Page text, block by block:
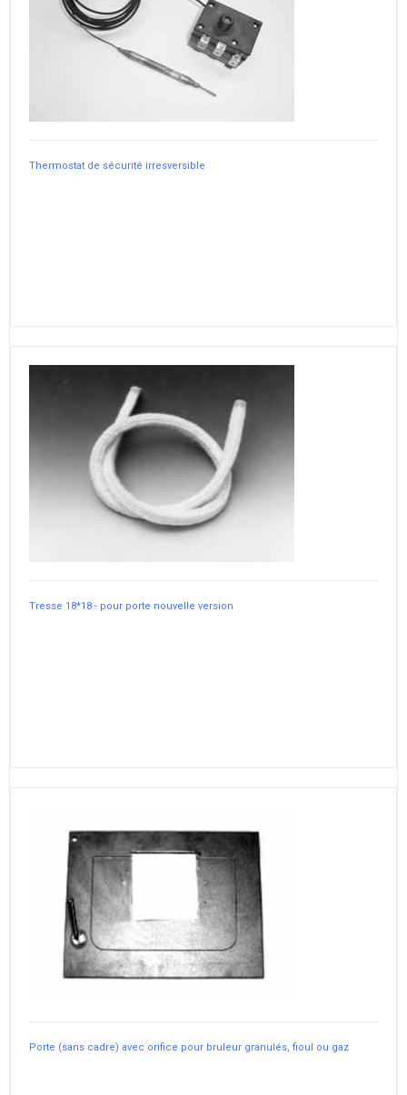
Thermostat de sécurité irresversible
Tresse 18*18 - pour porte nouvelle version
Porte (sans cadre) avec orifice pour bruleur granulés, fioul ou gaz